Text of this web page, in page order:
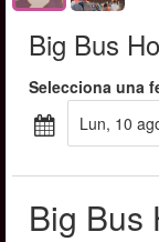
Big Bus
Selecciona una
lun, 10
Big Bus